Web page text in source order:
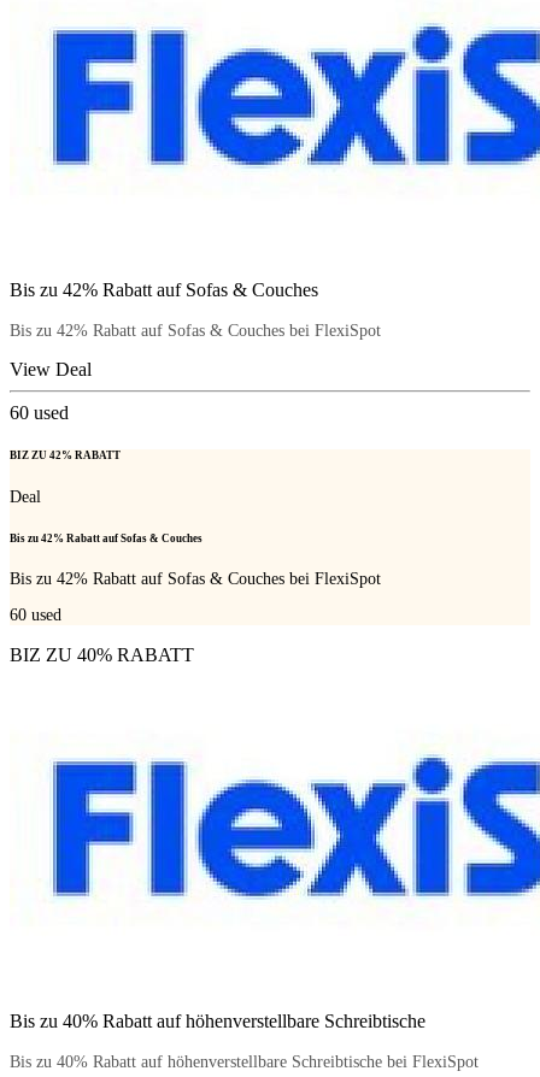
Bis zu 42% Rabatt auf Sofas & Couches
Bis zu 42% Rabatt auf Sofas & Couches bei FlexiSpot
View Deal
60 used
BIZ ZU 42% RABATT
Deal
Bis zu 42% Rabatt auf Sofas & Couches
Bis zu 42% Rabatt auf Sofas & Couches bei FlexiSpot
60 used
BIZ ZU 40% RABATT
Bis zu 40% Rabatt auf höhenverstellbare Schreibtische
Bis zu 40% Rabatt auf höhenverstellbare Schreibtische bei FlexiSpot